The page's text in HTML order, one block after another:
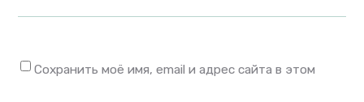
Сохранить моё имя, email и адрес сайта в этом